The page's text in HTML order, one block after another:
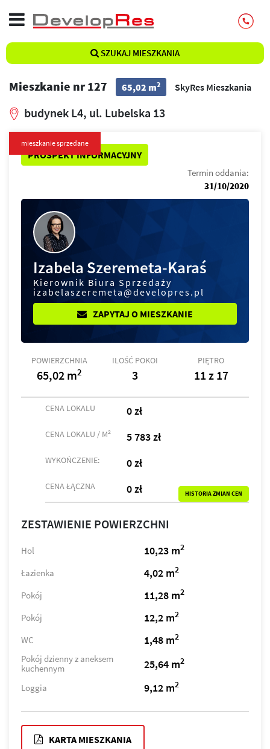
SZUKAJ MIESZKANIA
Mieszkanie nr 127 65,02 m2 SkyRes Mieszkania
budynek L4, ul. Lubelska 13
PROSPEKT INFORMACYJNY
mieszkanie sprzedane
Termin oddania:
31/10/2020
Izabela Szeremeta-Karaś
Kierownik Biura Sprzedaży
izabelaszeremeta@developres.pl
ZAPYTAJ O MIESZKANIE
POWIERZCHNIA
65,02 m2
ILOŚĆ POKOI
3
PIĘTRO
11 z 17
CENA LOKALU 0 zł
CENA LOKALU / M2 5 783 zł
WYKOŃCZENIE: 0 zł
CENA ŁĄCZNA 0 zł HISTORIA ZMIAN CEN
ZESTAWIENIE POWIERZCHNI
Hol 10,23 m2
Łazienka 4,02 m2
Pokój 11,28 m2
Pokój 12,2 m2
WC 1,48 m2
Pokój dzienny z aneksem
kuchennym
25,64 m2
Loggia 9,12 m2
KARTA MIESZKANIA